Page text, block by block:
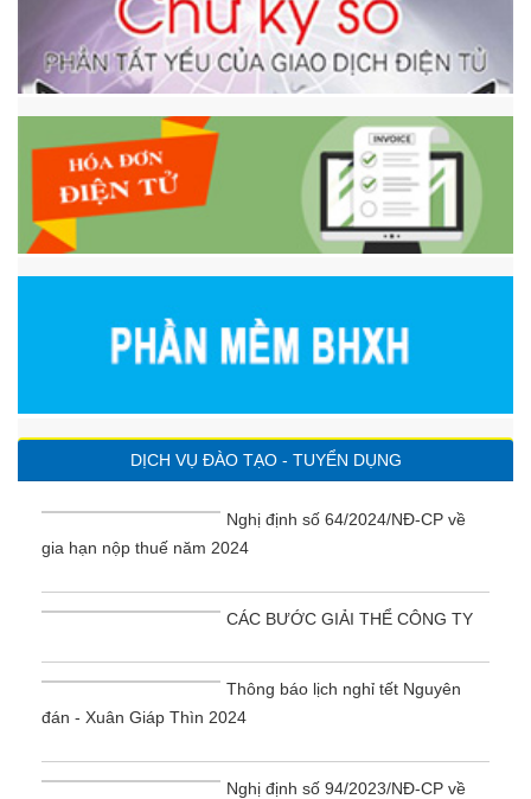
DỊCH VỤ ĐÀO TẠO - TUYỂN DỤNG
Nghị định số 64/2024/NĐ-CP về
gia hạn nộp thuế năm 2024
CÁC BƯỚC GIẢI THỂ CÔNG TY
Thông báo lịch nghỉ tết Nguyên
đán - Xuân Giáp Thìn 2024
Nghị định số 94/2023/NĐ-CP về